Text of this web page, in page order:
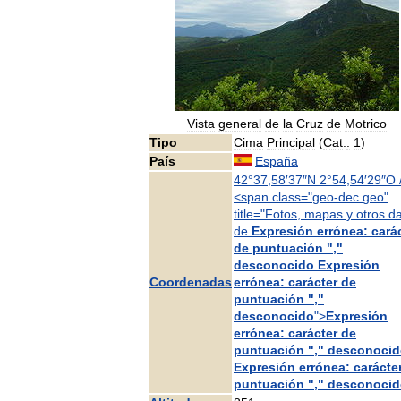
Vista general de la Cruz de Motrico
Tipo
Cima Principal (Cat : 1)
País
España
Coordenadas
42°37 58′37″N 2°54 54′29″O
<span class="geo-dec geo"
title="Fotos mapas y otros
de Expresión errónea:
de puntuación ","
desconocido Expresión
errónea: carácter de
puntuación ","
desconocido">Expresión
errónea: carácter de
puntuación ","
Expresión errónea:
puntuación ","